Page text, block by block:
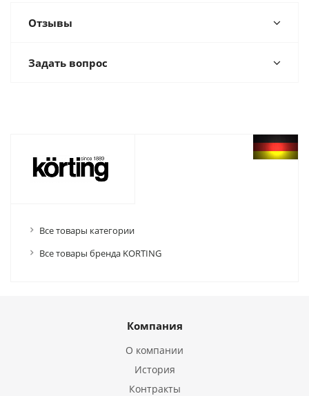
Отзывы
Задать вопрос
Все товары категории
Все товары бренда KORTING
Компания
О компании
История
Контракты